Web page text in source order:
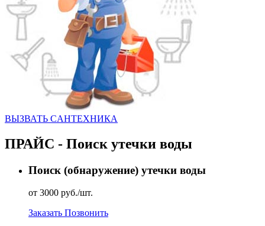
ВЫЗВАТЬ CАНТЕХНИКА
ПРАЙС - Поиск утечки воды
Поиск (обнаружение) утечки воды
от 3000 руб./шт.
Заказать Позвонить